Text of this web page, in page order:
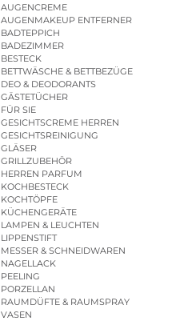
AUGENCREME
AUGENMAKEUP ENTFERNER
BADTEPPICH
BADEZIMMER
BESTECK
BETTWÄSCHE & BETTBEZÜGE
DEO & DEODORANTS
GÄSTETÜCHER
FÜR SIE
GESICHTSCREME HERREN
GESICHTSREINIGUNG
GLÄSER
GRILLZUBEHÖR
HERREN PARFUM
KOCHBESTECK
KOCHTÖPFE
KÜCHENGERÄTE
LAMPEN & LEUCHTEN
LIPPENSTIFT
MESSER & SCHNEIDWAREN
NAGELLACK
PEELING
PORZELLAN
RAUMDÜFTE & RAUMSPRAY
VASEN